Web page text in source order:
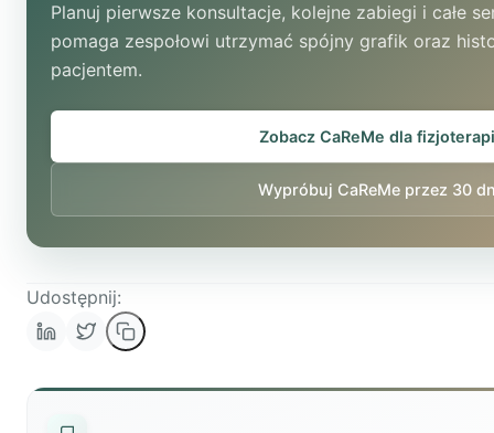
Planuj pierwsze konsultacje, kolejne zabiegi i całe
pomaga zespołowi utrzymać spójny grafik oraz
pacjentem.
Zobacz CaReMe dla
Wypróbuj CaReMe przez 30
Udostępnij: